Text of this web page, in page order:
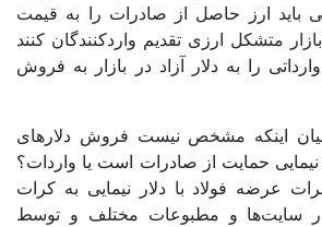
باید ارز حاصل از صادرات را به قیمت
متشکل ارزی تقدیم واردکنندگان کنند
را به دلار آزاد در بازار به فروش
بیان اینکه مشخص نیست فروش دلارهای
نیمایی حمایت از صادرات است یا واردات؟
عرضه فولاد با دلار نیمایی به کرات
سایت‌ها و مطبوعات مختلف و توسط